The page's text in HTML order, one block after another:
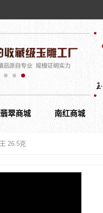
翡翠商城 南红商城
26.5克